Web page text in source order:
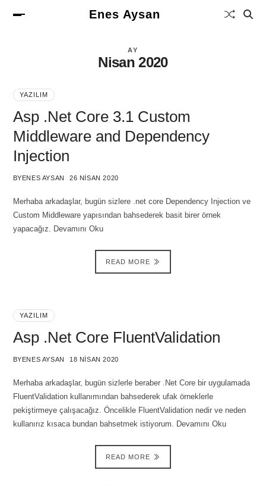
Enes Aysan
AY
Nisan 2020
YAZILIM
Asp .Net Core 3.1 Custom
Middleware and Dependency
Injection
BYENES AYSAN 26 NISAN 2020
Merhaba arkadaşlar, bugün sizlere .net core Dependency Injection ve
Custom Middleware yapısından bahsederek basit birer örnek
yapacağız. Devamını Oku
READ MORE
YAZILIM
Asp .Net Core FluentValidation
BYENES AYSAN 18 NISAN 2020
Merhaba arkadaşlar, bugün sizlerle beraber .Net Core bir uygulamada
FluentValidation kullanımından bahsederek ufak örneklerle
pekiştirmeye çalışacağız. Öncelikle FluentValidation nedir ve neden
kullanırız kısaca bundan bahsetmek istiyorum. Devamını Oku
READ MORE